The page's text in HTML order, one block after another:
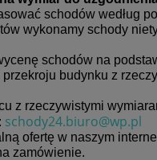
schodów według
wykonamy schody
schodów na
przekroju budynku z
z rzeczywistymi
schody24.biuro@wp.pl
ofertę w naszym
zamówienie.